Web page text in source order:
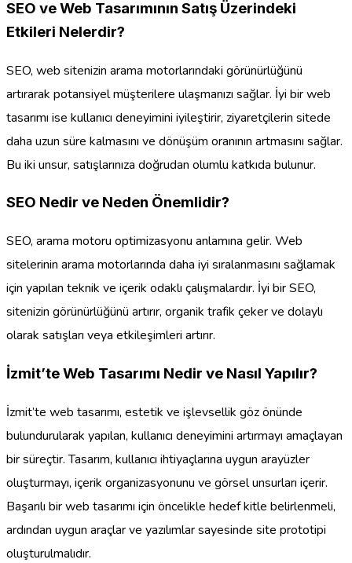
SEO ve Web Tasarımının Satış Üzerindeki
Etkileri Nelerdir?
SEO, web sitenizin arama motorlarındaki görünürlüğünü
artırarak potansiyel müşterilere ulaşmanızı sağlar. İyi bir web
tasarımı ise kullanıcı deneyimini iyileştirir, ziyaretçilerin sitede
daha uzun süre kalmasını ve dönüşüm oranının artmasını sağlar.
Bu iki unsur, satışlarınıza doğrudan olumlu katkıda bulunur.
SEO Nedir ve Neden Önemlidir?
SEO, arama motoru optimizasyonu anlamına gelir. Web
sitelerinin arama motorlarında daha iyi sıralanmasını sağlamak
için yapılan teknik ve içerik odaklı çalışmalardır. İyi bir SEO,
sitenizin görünürlüğünü artırır, organik trafik çeker ve dolaylı
olarak satışları veya etkileşimleri artırır.
İzmit’te Web Tasarımı Nedir ve Nasıl Yapılır?
İzmit’te web tasarımı, estetik ve işlevsellik göz önünde
bulundurularak yapılan, kullanıcı deneyimini artırmayı amaçlayan
bir süreçtir. Tasarım, kullanıcı ihtiyaçlarına uygun arayüzler
oluşturmayı, içerik organizasyonunu ve görsel unsurları içerir.
Başarılı bir web tasarımı için öncelikle hedef kitle belirlenmeli,
ardından uygun araçlar ve yazılımlar sayesinde site prototipi
oluşturulmalıdır.